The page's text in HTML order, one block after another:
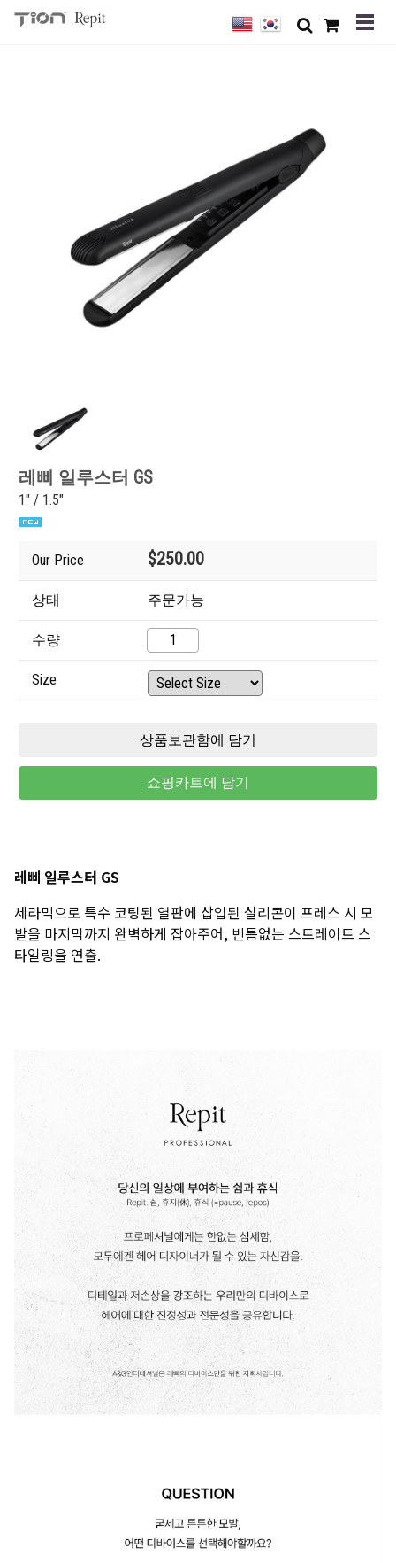
레삐 일루스터 GS
1" / 1.5"
Our Price $250.00
상태 주문가능
수량
Size
레삐 일루스터 GS
세라믹으로 특수 코팅된 열판에 삽입된 실리콘이 프레스 시 모
발을 마지막까지 완벽하게 잡아주어, 빈틈없는 스트레이트 스
타일링을 연출.